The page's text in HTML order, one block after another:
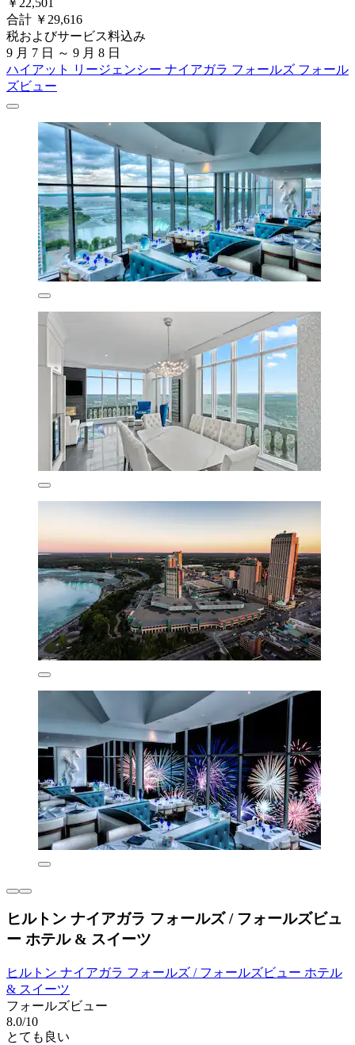
合計 ￥29,616
税およびサービス料込み
9 月 7 日 ～ 9 月 8 日
ハイアット リージェンシー ナイアガラ フォールズ フォール
ズビュー
ヒルトン ナイアガラ フォールズ / フォールズビュ
ー ホテル & スイーツ
ヒルトン ナイアガラ フォールズ / フォールズビュー ホテル
& スイーツ
フォールズビュー
8.0/10
とても良い